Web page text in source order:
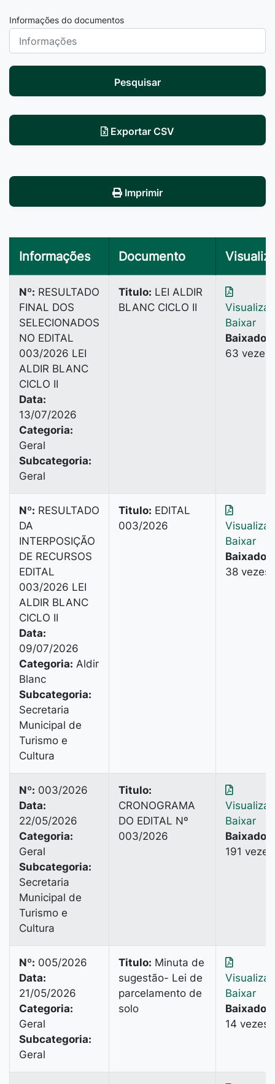
Informações do documentos
Pesquisar
Exportar CSV
Imprimir
Informações Documento
Nº: RESULTADO
FINAL DOS
SELECIONADOS
NO EDITAL
003/2026 LEI
ALDIR BLANC
CICLO II
Data:
13/07/2026
Categoria:
Geral
Subcategoria:
Geral
Titulo: LEI ALDIR
BLANC CICLO II
Baixar
Baixado:
63 vezes
Nº: RESULTADO
DA
INTERPOSIÇÃO
DE RECURSOS
EDITAL
003/2026 LEI
ALDIR BLANC
CICLO II
Data:
09/07/2026
Categoria: Aldir
Blanc
Subcategoria:
Secretaria
Municipal de
Turismo e
Cultura
Titulo: EDITAL
003/2026
Baixar
Baixado:
38 vezes
Nº: 003/2026
Data:
22/05/2026
Categoria:
Geral
Subcategoria:
Secretaria
Municipal de
Turismo e
Cultura
Titulo:
CRONOGRAMA
DO EDITAL Nº
003/2026
Baixar
Baixado:
191 vezes
Nº: 005/2026
Data:
21/05/2026
Categoria:
Geral
Subcategoria:
Geral
Titulo: Minuta de
sugestão- Lei de
parcelamento de
solo
Baixar
Baixado:
14 vezes